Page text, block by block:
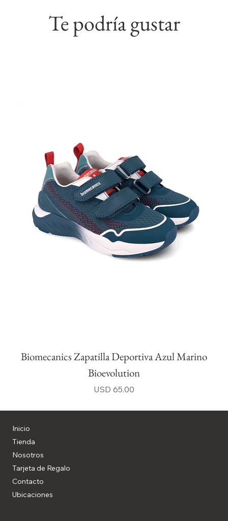
Te podría gustar
Biomecanics Zapatilla Deportiva Azul Marino
Bioevolution
Precio
USD 65.00
Inicio
Tienda
Nosotros
Tarjeta de Regalo
Contacto
Ubicaciones